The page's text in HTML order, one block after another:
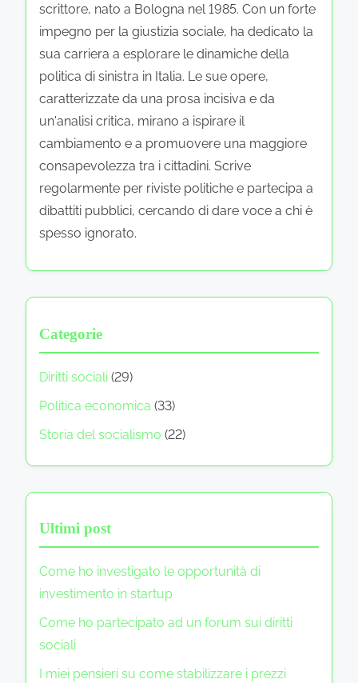
scrittore, nato a Bologna nel 1985. Con un forte
impegno per la giustizia sociale, ha dedicato la
sua carriera a esplorare le dinamiche della
politica di sinistra in Italia. Le sue opere,
caratterizzate da una prosa incisiva e da
un'analisi critica, mirano a ispirare il
cambiamento e a promuovere una maggiore
consapevolezza tra i cittadini. Scrive
regolarmente per riviste politiche e partecipa a
dibattiti pubblici, cercando di dare voce a chi è
spesso ignorato.
Categorie
Diritti sociali (29)
Politica economica (33)
Storia del socialismo (22)
Ultimi post
Come ho investigato le opportunità di
investimento in startup
Come ho partecipato ad un forum sui diritti
sociali
I miei pensieri su come stabilizzare i prezzi